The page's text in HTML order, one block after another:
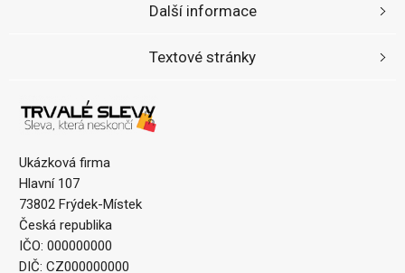
Ukázková firma
Hlavní 107
73802 Frýdek-Místek
Česká republika
IČO: 000000000
DIČ: CZ000000000
Další informace
Textové stránky